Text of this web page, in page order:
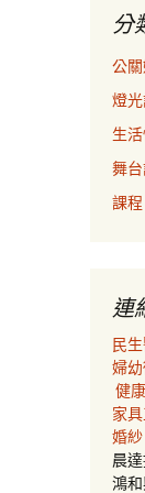
分
公
燈
生
舞
課程
連
民
婦
健
家
婚紗
晨
鴻